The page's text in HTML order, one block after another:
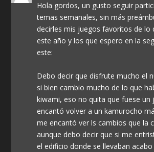
Hola gordos, un gusto seguir
temas semanales, sin más
decirles mis juegos favoritos de lo
este año y los que espero en la
este:
Debo decir que disfrute mucho el
si bien cambio mucho de lo que
kiwami, eso no quita que fuese un
encantó volver a un kamurocho
me encantó ver ls cambios que la
aunque debo decir que si me
el edificio donde se llevaban